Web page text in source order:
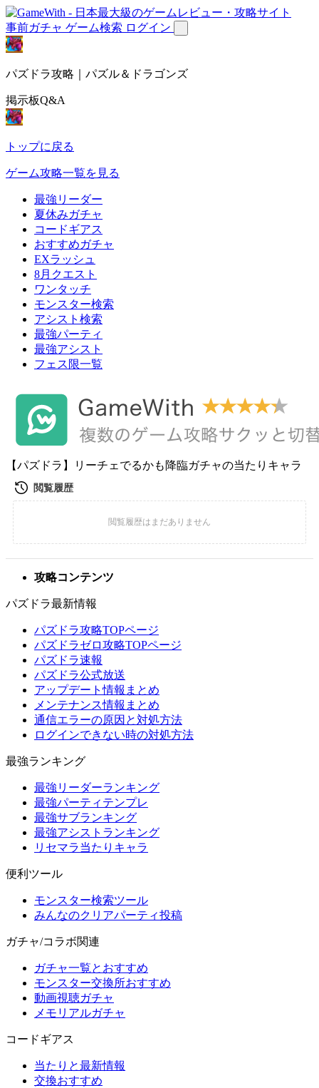
事前ガチャ ゲーム検索 ログイン
パズドラ攻略｜パズル＆ドラゴンズ
掲示板Q&A
トップに戻る
ゲーム攻略一覧を見る
最強リーダー
夏休みガチャ
コードギアス
おすすめガチャ
EXラッシュ
8月クエスト
ワンタッチ
モンスター検索
アシスト検索
最強パーティ
最強アシスト
フェス限一覧
【パズドラ】リーチェでるかも降臨ガチャの当たりキャラ
攻略コンテンツ
パズドラ最新情報
パズドラ攻略TOPページ
パズドラゼロ攻略TOPページ
パズドラ速報
パズドラ公式放送
アップデート情報まとめ
メンテナンス情報まとめ
通信エラーの原因と対処方法
ログインできない時の対処方法
最強ランキング
最強リーダーランキング
最強パーティテンプレ
最強サブランキング
最強アシストランキング
リセマラ当たりキャラ
便利ツール
モンスター検索ツール
みんなのクリアパーティ投稿
ガチャ/コラボ関連
ガチャ一覧とおすすめ
モンスター交換所おすすめ
動画視聴ガチャ
メモリアルガチャ
コードギアス
当たりと最新情報
交換おすすめ